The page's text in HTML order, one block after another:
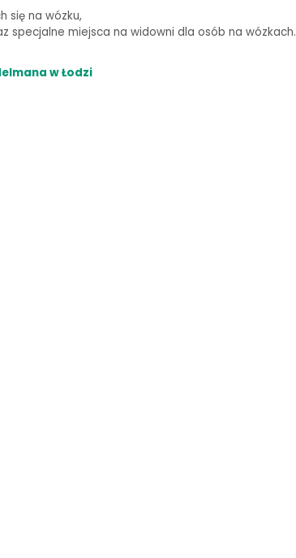
się na wózku,
miejsca na widowni dla osób na wózkach.
w Łodzi